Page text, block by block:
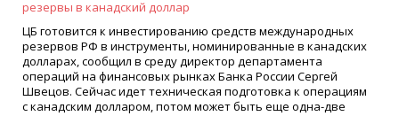
ЦБ готовится к инвестированию средств международных
резервов РФ в инструменты, номинированные в канадских
долларах, сообщил в среду директор департамента
операций на финансовых рынках Банка России Сергей
Швецов. Сейчас идет техническая подготовка к операциям
с канадским долларом, потом может быть еще одна-две